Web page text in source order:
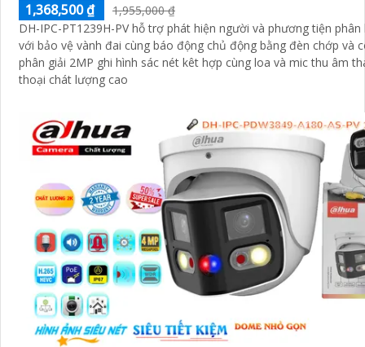
1,368,500 ₫
1,955,000 ₫
DH-IPC-PT1239H-PV hỗ trợ phát hiện người và phương tiện
với bảo vệ vành đai cùng báo động chủ động bằng đèn chớp và còi
phân giải 2MP ghi hình sác nét kêt hợp cùng loa và mic thu âm
thoại chát lượng cao